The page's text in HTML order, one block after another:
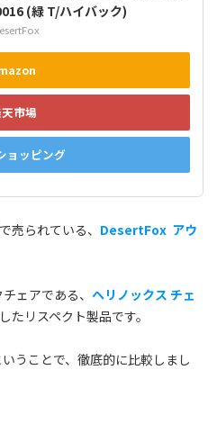
(緑 T/ハイバック)
市場
ョッピング
られている、 DesertFox アウ
ェアである、 ヘリノックス チェ
たリスペクト製品です。
うことで、徹底的に比較しまし